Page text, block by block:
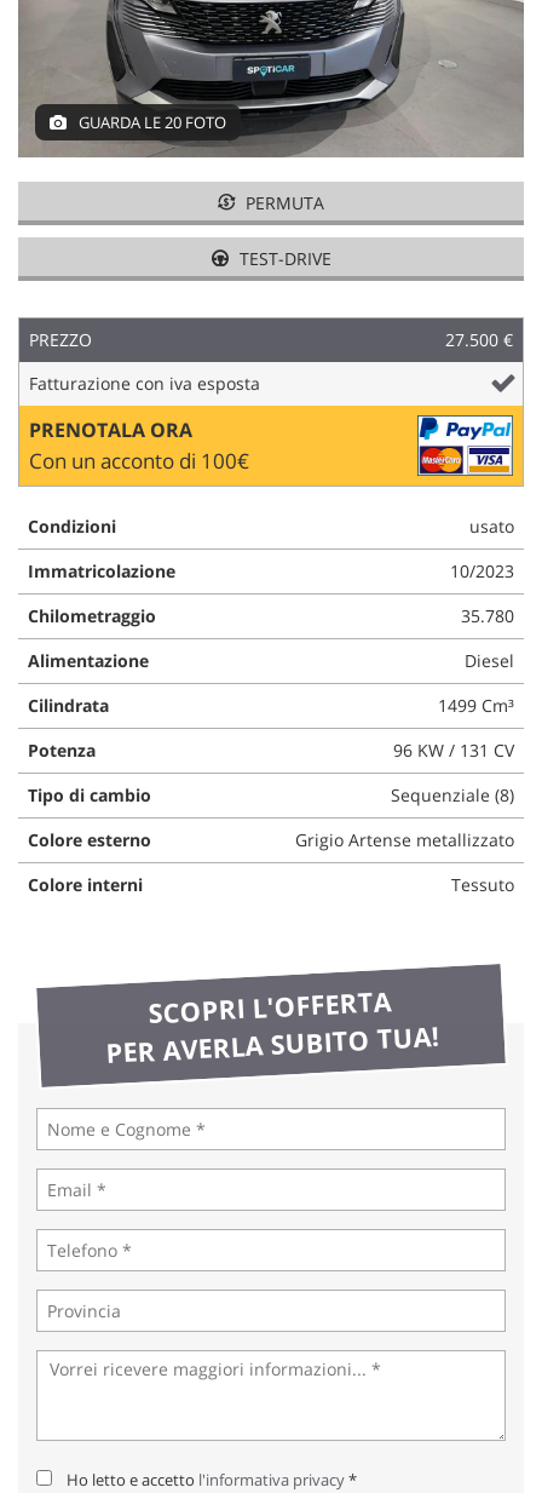
GUARDA LE 20 FOTO
PERMUTA
TEST-DRIVE
PREZZO
27.500 €
Fatturazione con iva esposta
PRENOTALA ORA
Con un acconto di 100€
Condizioni
usato
Immatricolazione
10/2023
Chilometraggio
35.780
Alimentazione
Diesel
Cilindrata
1499 Cm³
Potenza
96 KW / 131 CV
Tipo di cambio
Sequenziale (8)
Colore esterno
Grigio Artense metallizzato
Colore interni
Tessuto
SCOPRI L'OFFERTA
PER AVERLA SUBITO TUA!
Ho letto e accetto l'informativa privacy*
tracciamento
adottiamo
offrire
le
funzionalità
e
le
di
descritte.
Per
ottenere
maggiori
informazioni
sull'utilità
e
sul
funzionamento
di
questi
strumenti
di
tracciamento
si
rimanda
alla
cookie
policy.
Puoi
rivedere
e
modificare
le
momento.
Cookie necessari
Cookie delle preferenze
Cookie per il miglioramento dell'esperienza utente
Cookie analitici
Cookie di marketing